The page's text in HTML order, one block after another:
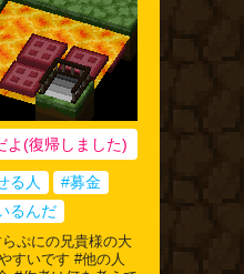
よ(復帰しました)
る人
#募金
るんだ
ぷにの兄貴様の大
すいです #他の人